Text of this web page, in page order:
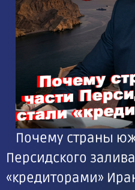
Почему страны
Персидского
«кредиторами»